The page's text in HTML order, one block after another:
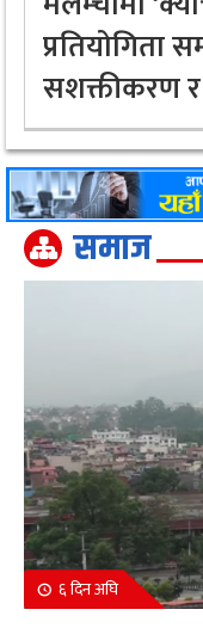
प्रतियोगिता
सशक्तीकरण
समाज
६ दिन अघि